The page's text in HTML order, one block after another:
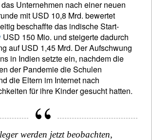
Unternehmen nach einer neuen
mit USD 10,8 Mrd. bewertet
beschaffte das indische Start-
USD 150 Mio. und steigerte dadurch
auf USD 1,45 Mrd. Der Aufschwung
in Indien setzte ein, nachdem die
der Pandemie die Schulen
die Eltern im Internet nach
für ihre Kinder gesucht hatten.
werden jetzt beobachten,